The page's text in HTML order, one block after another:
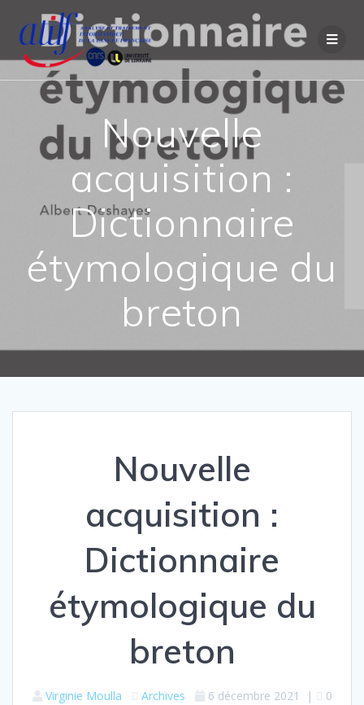
au
contenu
Nouvelle
acquisition :
Dictionnaire
étymologique du
breton
Nouvelle
acquisition :
Dictionnaire
étymologique du
breton
Virginie Moulla Archives 6 décembre 2021 | 0